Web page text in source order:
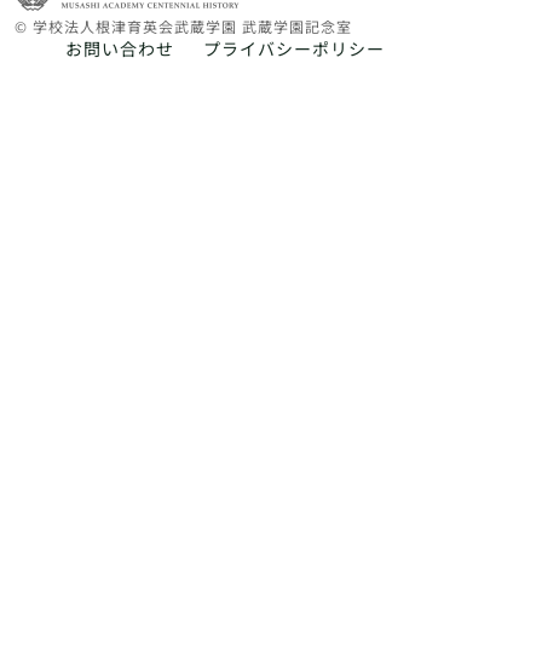
© 学校法人根津育英会武蔵学園 武蔵学園記念室
お問い合わせ プライバシーポリシー